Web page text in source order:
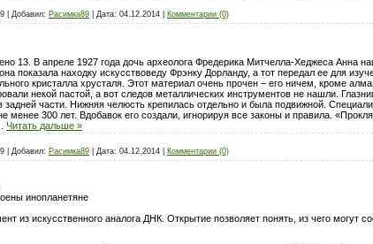
Добавил: Расимка89 Дата: 04.12.2014 Комментарии (0)
13. В апреле 1927 года дочь археолога Фредерика Митчелла-Хеджеса Анна
показала находку искусствоведу Фрэнку Дорланду, а тот передал ее для
кристалла хрусталя. Этот материал очень прочен – его ничем, кроме
некой пастой, а вот следов металлических инструментов не нашли.
задней части. Нижняя челюсть крепилась отдельно и была подвижной.
менее 300 лет. Вдобавок его создали, игнорируя все законы и правила.
Читать дальше »
Добавил: Расимка89 Дата: 04.12.2014 Комментарии (0)
инопланетяне
из искусственного аналога ДНК. Открытие позволяет понять, из чего могут